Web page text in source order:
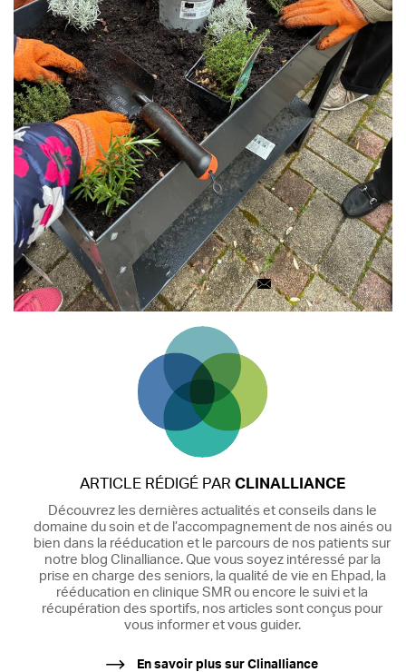
Cet article vous a plu ?
Partagez-le :
ARTICLE RÉDIGÉ PAR CLINALLIANCE
Découvrez les dernières actualités et conseils dans le
domaine du soin et de l’accompagnement de nos ainés ou
bien dans la rééducation et le parcours de nos patients sur
notre blog Clinalliance. Que vous soyez intéressé par la
prise en charge des seniors, la qualité de vie en Ehpad, la
rééducation en clinique SMR ou encore le suivi et la
récupération des sportifs, nos articles sont conçus pour
vous informer et vous guider.
En savoir plus sur Clinalliance